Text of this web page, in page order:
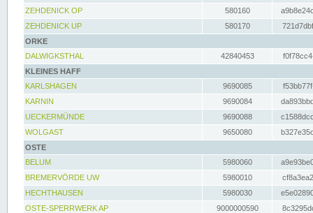
ZEHDENICK OP
580160
ZEHDENICK UP
580170
ORKE
DALWIGKSTHAL
42840453
KLEINES HAFF
KARLSHAGEN
9690085
KARNIN
9690084
UECKERMÜNDE
9690088
WOLGAST
9650080
OSTE
BELUM
5980060
BREMERVÖRDE UW
5980010
HECHTHAUSEN
5980030
OSTE-SPERRWERK AP
9000000590